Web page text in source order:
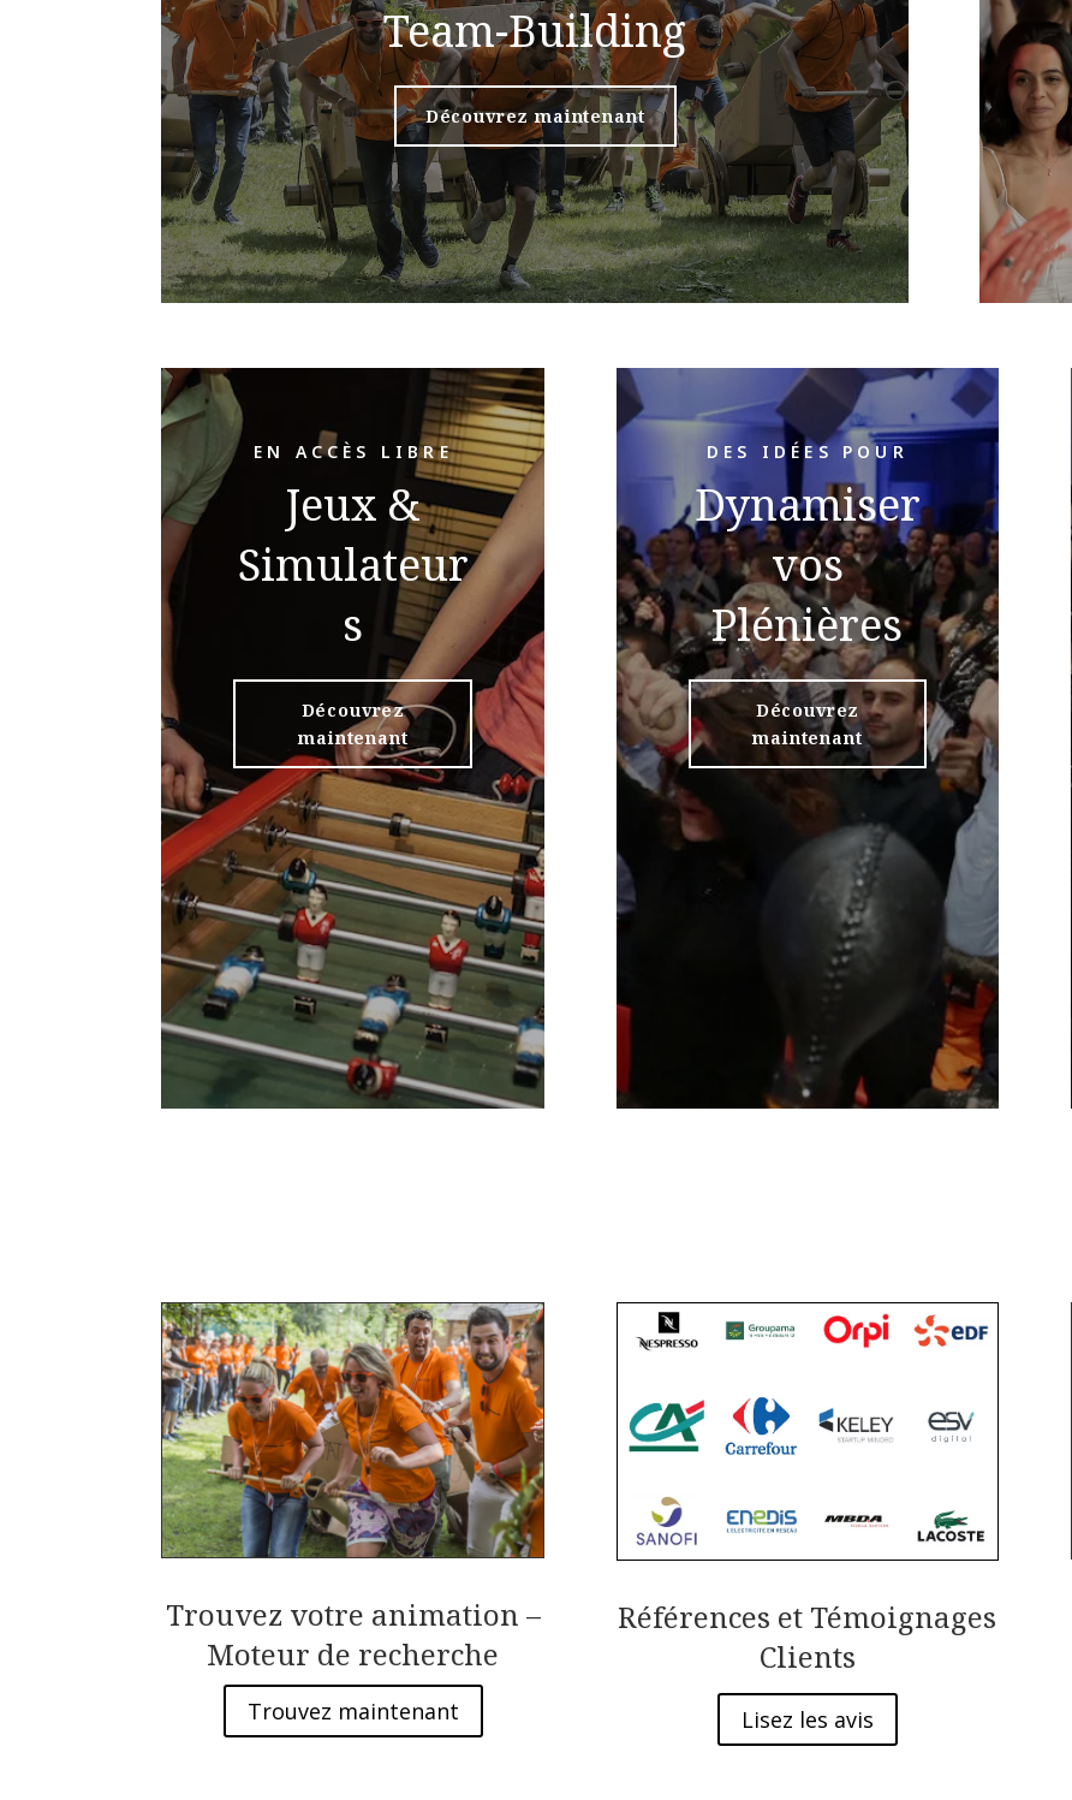
Team-Building
Découvrez maintenant
EN ACCÈS LIBRE
Jeux &
Simulateur
s
Découvrez
maintenant
DES IDÉES POUR
Dynamiser
vos
Plénières
Découvrez
maintenant
Trouvez votre animation –
Moteur de recherche
Trouvez maintenant
Références et Témoignages
Clients
Lisez les avis